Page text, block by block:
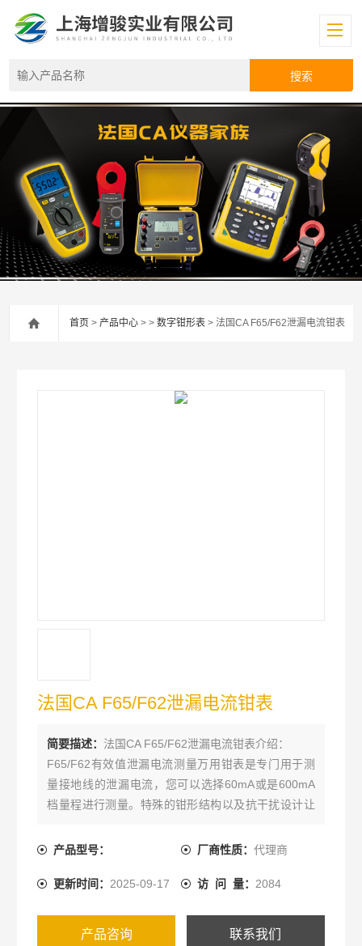
首页 >产品中心 > >数字钳形表 > 法国CA F65/F62泄漏电流钳表
法国CA F65/F62泄漏电流钳表
简要描述： 法国CA F65/F62泄漏电流钳表介绍：
F65/F62有效值泄漏电流测量万用钳表是专门用于测
量接地线的泄漏电流，您可以选择60mA或是600mA
档量程进行测量。特殊的钳形结构以及抗干扰设计让
100μA）。在测试小电流时，隔绝外界噪音也是相当
产品型号： 厂商性质： 代理商
更新时间： 2025-09-17 访 问 量： 2084
产品咨询 联系我们